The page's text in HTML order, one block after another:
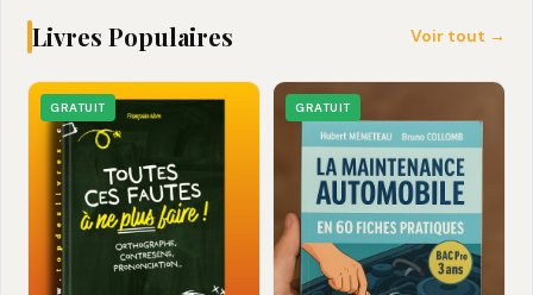
Livres Populaires Voir tout →
GRATUIT GRATUIT